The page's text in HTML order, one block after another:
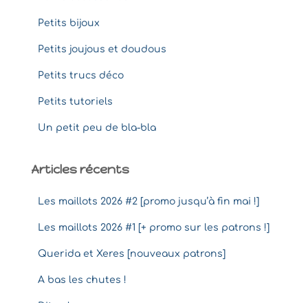
Petits bijoux
Petits joujous et doudous
Petits trucs déco
Petits tutoriels
Un petit peu de bla-bla
Articles récents
Les maillots 2026 #2 [promo jusqu’à fin mai !]
Les maillots 2026 #1 [+ promo sur les patrons !]
Querida et Xeres [nouveaux patrons]
A bas les chutes !